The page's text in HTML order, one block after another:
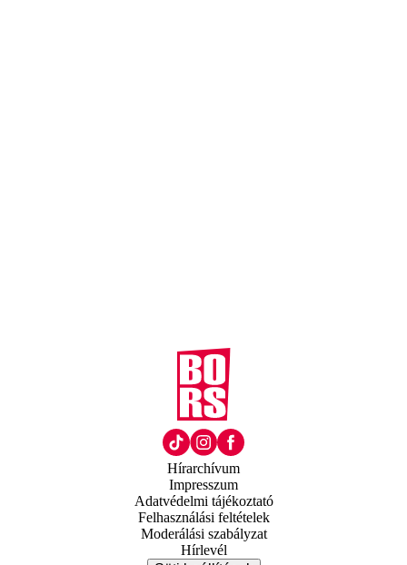
Hírarchívum
Impresszum
Adatvédelmi tájékoztató
Felhasználási feltételek
Moderálási szabályzat
Hírlevél